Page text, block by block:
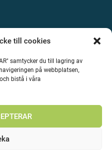
till cookies
samtycker du till lagring av
på webbplatsen,
bistå i våra
Alla rättigheter reserverade